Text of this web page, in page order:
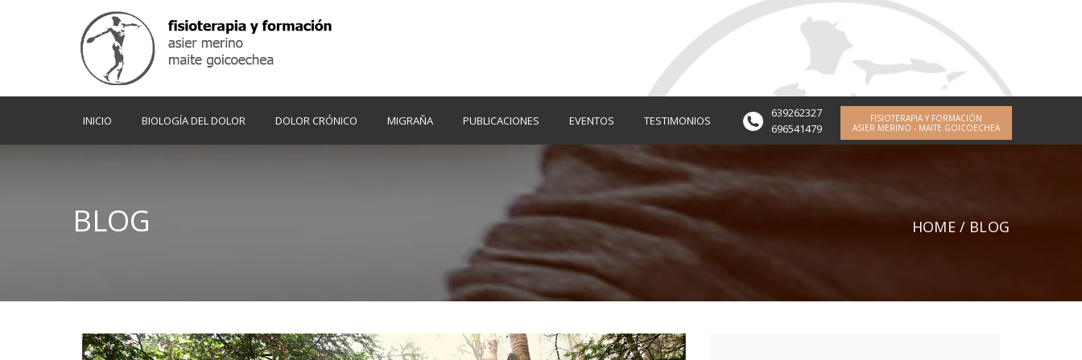
INICIO BIOLOGÍA DEL DOLOR DOLOR CRÓNICO MIGRAÑA PUBLICACIONES EVENTOS TESTIMONIOS
FISIOTERAPIA Y FORMACIÓN
ASIER MERINO - MAITE GOICOECHEA
639262327
696541479
BLOG HOME/ BLOG